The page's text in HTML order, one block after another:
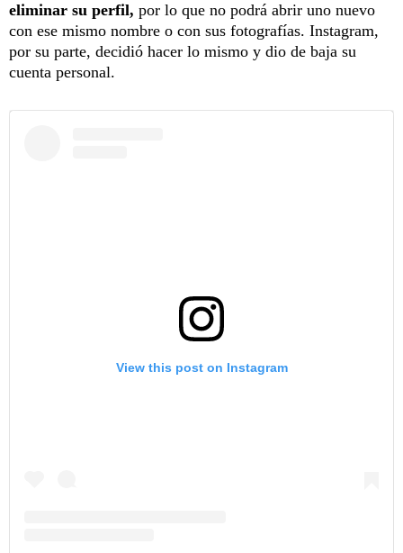
eliminar su perfil, por lo que no podrá abrir uno nuevo
con ese mismo nombre o con sus fotografías. Instagram,
por su parte, decidió hacer lo mismo y dio de baja su
cuenta personal.
View this post on Instagram